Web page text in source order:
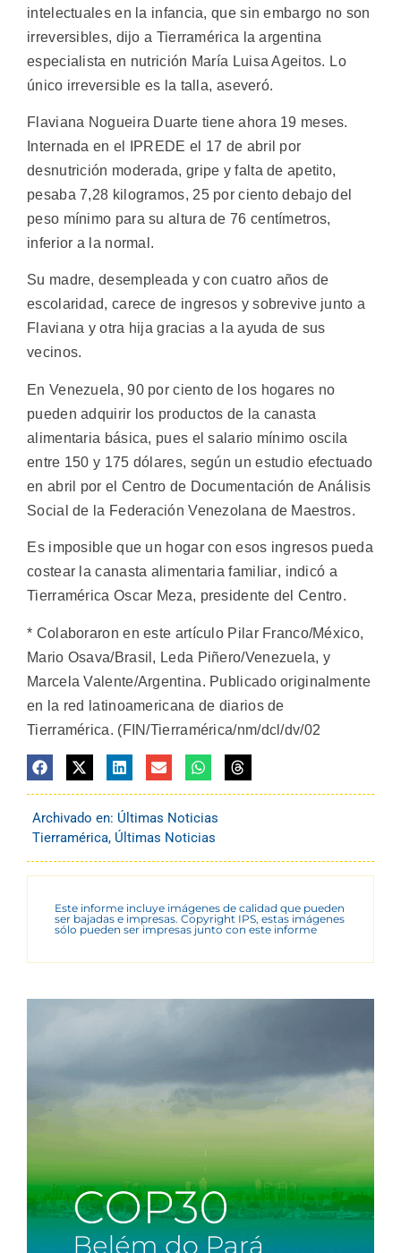
intelectuales en la infancia, que sin embargo no son
irreversibles, dijo a Tierramérica la argentina
especialista en nutrición María Luisa Ageitos. Lo
único irreversible es la talla, aseveró.
Flaviana Nogueira Duarte tiene ahora 19 meses.
Internada en el IPREDE el 17 de abril por
desnutrición moderada, gripe y falta de apetito,
pesaba 7,28 kilogramos, 25 por ciento debajo del
peso mínimo para su altura de 76 centímetros,
inferior a la normal.
Su madre, desempleada y con cuatro años de
escolaridad, carece de ingresos y sobrevive junto a
Flaviana y otra hija gracias a la ayuda de sus
vecinos.
En Venezuela, 90 por ciento de los hogares no
pueden adquirir los productos de la canasta
alimentaria básica, pues el salario mínimo oscila
entre 150 y 175 dólares, según un estudio efectuado
en abril por el Centro de Documentación de Análisis
Social de la Federación Venezolana de Maestros.
Es imposible que un hogar con esos ingresos pueda
costear la canasta alimentaria familiar, indicó a
Tierramérica Oscar Meza, presidente del Centro.
* Colaboraron en este artículo Pilar Franco/México,
Mario Osava/Brasil, Leda Piñero/Venezuela, y
Marcela Valente/Argentina. Publicado originalmente
en la red latinoamericana de diarios de
Tierramérica. (FIN/Tierramérica/nm/dcl/dv/02
Archivado en: Últimas Noticias
Tierramérica, Últimas Noticias
Este informe incluye imágenes de calidad que pueden
ser bajadas e impresas. Copyright IPS, estas imágenes
sólo pueden ser impresas junto con este informe